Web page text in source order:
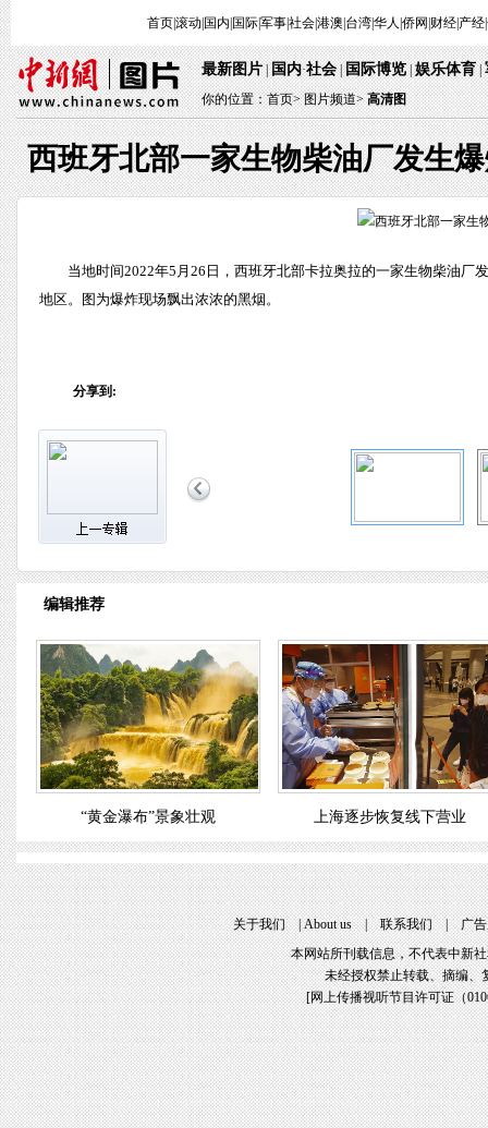
首页|滚动 国内 国际|军事|社会|港澳 台湾|华人 侨网 财经| 产经|
最新图片 | 国内·社会 | 国际博览 | 娱乐体育 |
你的位置：首页> 图片频道> 高清图
西班牙北部一家生物柴油厂发生
当地时间2022年5月26日，西班牙北部卡拉奥拉的一家生物柴油
地区。图为爆炸现场飘出浓浓的黑烟。
分享到:
编辑推荐
“黄金瀑布”景象壮观 上海逐步恢复线下营业
关于我们 | About u | 联系我们 | 广
本网站所刊载信息，不代表中新
未经授权禁止转载、摘编、
[网上传播视听节目许可证（